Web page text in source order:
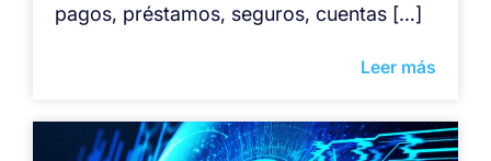
pagos, préstamos, seguros, cuentas […]
Leer más